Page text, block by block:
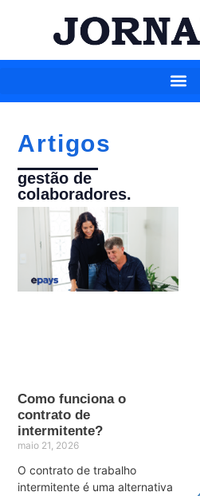
Artigos
gestão de
colaboradores.
Como funciona o
contrato de
intermitente?
maio 21, 2026
O contrato de trabalho
intermitente é uma alternativa